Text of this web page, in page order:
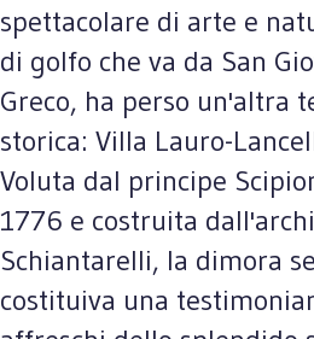
spettacolare di arte e
di golfo che va da San
Greco, ha perso un'altra
storica: Villa Lauro-
Voluta dal principe
1776 e costruita
Schiantarelli, la dimora
costituiva una